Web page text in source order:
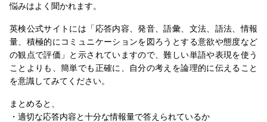
悩みはよく聞かれます。
英検公式サイトには「応答内容、発音、語彙、文法、語法、情報
量、積極的にコミュニケーションを図ろうとする意欲や態度など
の観点で評価」と示されていますので、難しい単語や表現を使う
ことよりも、簡単でも正確に、自分の考えを論理的に伝えること
を意識してみてください。
まとめると、
・適切な応答内容と十分な情報量で答えられているか